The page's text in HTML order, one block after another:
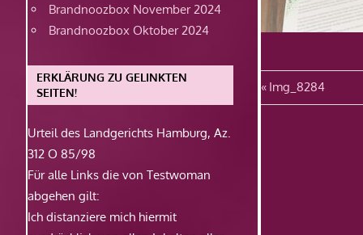
Vorheriger
Beitrag:
Img_8284
Brandnoozbox November 2024
Brandnoozbox Oktober 2024
ERKLÄRUNG ZU GELINKTEN
SEITEN!
Urteil des Landgerichts Hamburg, Az.
312 O 85/98
Für alle Links die von Testwoman
abgehen gilt:
Ich distanziere mich hiermit